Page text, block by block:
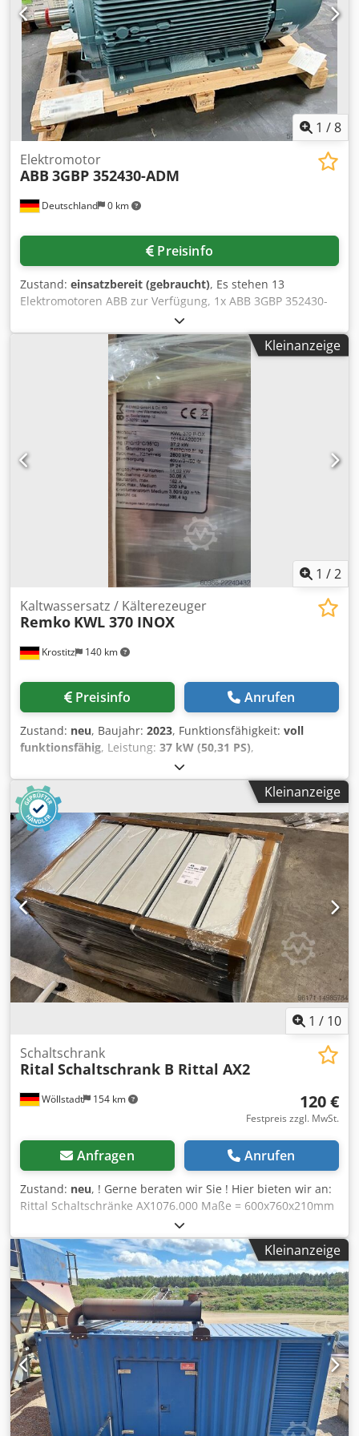
1 /8
Deutschland 0 km
Elektromotor
ABB 3GBP 352430-ADM
Preisinfo
Zustand: einsatzbereit (gebraucht), Es stehen 13
Elektromotoren ABB zur Verfügung, 1x ABB 3GBP 352430-
ADM, 1x ABB 3GBA 252210-ADN, 1x ABB 3GBA 281270-ADF,
Nennleistung: 90kW, 1x ABB 3GBP 312240-ADK,
Nennleistung: 141kW, 1x ABB 3GBA 282260-ADF,
Nennleistung: 36kW, 1x ABB 3GBP 312810-ADL,
Nennleistung: 253kW, 1x ABB 3GBA 282260-ADF,
Nennleistung: 200kW, 1x ABB 3GBA 282260-ADF, 1x ABB
3GBA 312240-ADM 701, Nennleistung: 172kW, 1x ABB 3GBP
282410-ADM, 3x ABB 3GBP 312810-ADL. Eine Besichtigung
vor Ort ist möglich. Dcjdpfx Abszpyxvs Esk
Kleinanzeige
1 /2
Krostitz 140 km
Kaltwassersatz / Kälterezeuger
Remko KWL 370 INOX
Preisinfo Anrufen
Zustand: neu, Baujahr: 2023, Funktionsfähigkeit: voll
funktionsfähig, Leistung: 37 kW (50,31 PS),
, Gesamtbreite:
Gesamtlänge:1.535 mm, Gesamthöhe:1.300 mm, Art des
Eingangsstroms:
2,5 bar,
Eingangsspannung:400 V, Volumenstrom:6,41 m³/h,
Kühlleistung:37,2 kW (50,58 PS), Art der Kühlung:Wasser,
Ausstattung: Kühlaggregat
, Remko KWL 370 inox
Kaltwassersatz in OVP neu / unbenutzt Ausführung in
Edelstahl Djdpfx Abozh Dgue Ejck Nennkühlleistung 37,2
kW Kältemittel R407c (10,51kg) Stromaufnahme max. 42,03
A Schalldruckpegel in 10m 51,3 dB(A) Abmessungen
1300x1160x1535 mm (HXBXT) Gewicht 380 kg
Kleinanzeige
1 / 10
Wöllstadt 154 km
Schaltschrank
Rital Schaltschrank B Rittal AX2
120 €
Festpreis zzgl. MwSt.
Anfragen Anrufen
Zustand: neu, ! Gerne beraten wir Sie ! Hier bieten wir an:
Rittal Schaltschränke AX1076.000 Maße = 600x760x210mm
Kleinanzeige